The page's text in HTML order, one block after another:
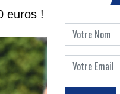
euros !